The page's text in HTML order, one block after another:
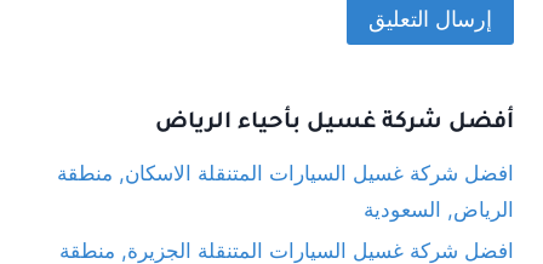
أفضل شركة غسيل بأحياء الرياض
افضل شركة غسيل السيارات المتنقلة الاسكان, منطقة
الرياض, السعودية
افضل شركة غسيل السيارات المتنقلة الجزيرة, منطقة